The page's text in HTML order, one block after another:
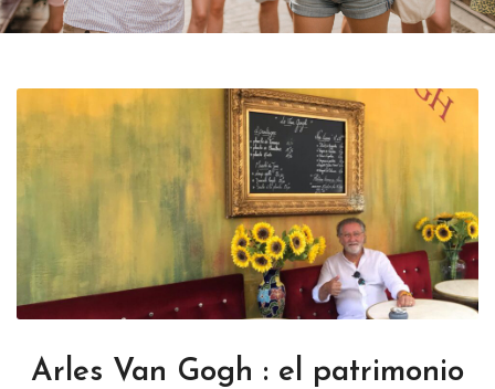
Arles Van Gogh : el patrimonio